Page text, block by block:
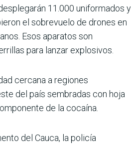
11.000 uniformados y
el sobrevuelo de drones en
Esos aparatos son
para lanzar explosivos.
cercana a regiones
del país sembradas con hoja
de la cocaína.
del Cauca, la policía